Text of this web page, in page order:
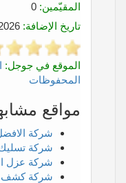
المقيّمين:
تاريخ الإضافة:
الموقع في جوجل:
المحفوظات
مواقع
شركة
شركة
شركة عزل
شركة كشف